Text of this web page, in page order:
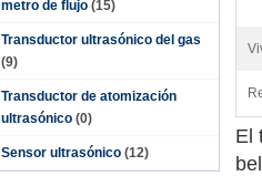
metro de flujo (15)
Transductor ultrasónico del gas
(9)
Transductor de atomización
ultrasónico (0)
Sensor ultrasónico (12)
El